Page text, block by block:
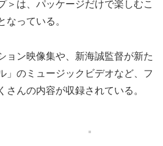
＞は、パッケージだけで楽しむこ
なっている。
ョン映像集や、新海誠監督が新た
」のミュージックビデオなど、フ
さんの内容が収録されている。